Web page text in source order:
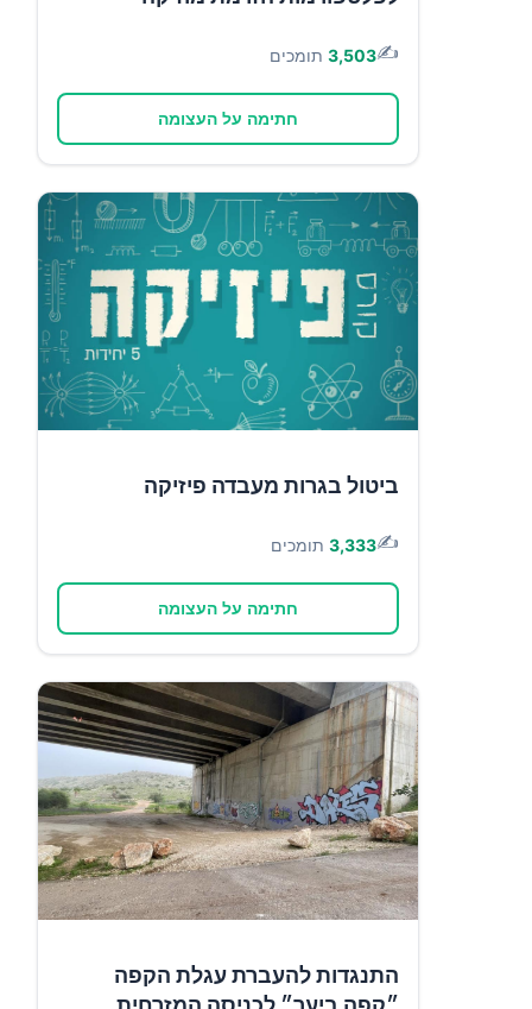
✍️
3,503 תומכים
חתימה על העצומה
ביטול בגרות מעבדה פיזיקה
✍️
3,333 תומכים
חתימה על העצומה
התנגדות להעברת עגלת הקפה